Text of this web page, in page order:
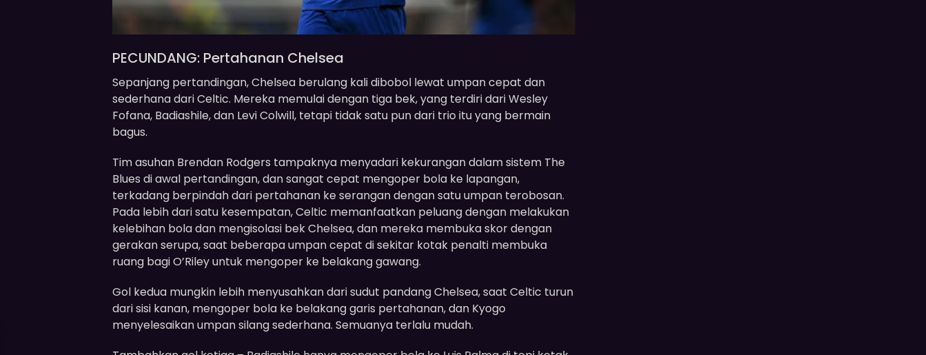
PECUNDANG: Pertahanan Chelsea
Sepanjang pertandingan, Chelsea berulang kali dibobol lewat umpan cepat dan
sederhana dari Celtic. Mereka memulai dengan tiga bek, yang terdiri dari Wesley
Fofana, Badiashile, dan Levi Colwill, tetapi tidak satu pun dari trio itu yang bermain
bagus.
Tim asuhan Brendan Rodgers tampaknya menyadari kekurangan dalam sistem The
Blues di awal pertandingan, dan sangat cepat mengoper bola ke lapangan,
terkadang berpindah dari pertahanan ke serangan dengan satu umpan terobosan.
Pada lebih dari satu kesempatan, Celtic memanfaatkan peluang dengan melakukan
kelebihan bola dan mengisolasi bek Chelsea, dan mereka membuka skor dengan
gerakan serupa, saat beberapa umpan cepat di sekitar kotak penalti membuka
ruang bagi O’Riley untuk mengoper ke belakang gawang.
Gol kedua mungkin lebih menyusahkan dari sudut pandang Chelsea, saat Celtic turun
dari sisi kanan, mengoper bola ke belakang garis pertahanan, dan Kyogo
menyelesaikan umpan silang sederhana. Semuanya terlalu mudah.